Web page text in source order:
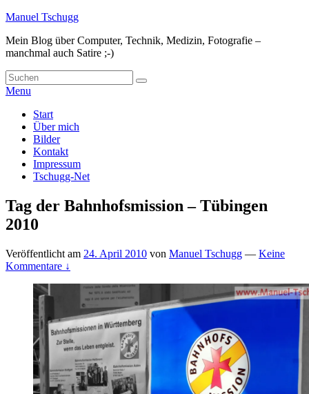
Skip
content
Manuel Tschugg
Mein Blog über Computer, Technik, Medizin, Fotografie –
manchmal auch Satire ;-)
Search
for:
Suche
Menu
Hauptmenü
Start
Über mich
Bilder
Kontakt
Impressum
Tschugg-Net
Tag der Bahnhofsmission – Tübingen
2010
Veröffentlicht am 24. April 2010 von Manuel Tschugg — Keine
Kommentare ↓